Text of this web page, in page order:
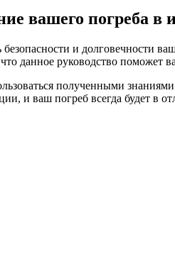
вашего погреба в
безопасности и долговечности
данное руководство поможет
полученными
и ваш погреб всегда будет в